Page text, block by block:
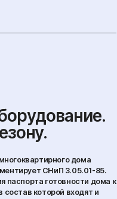
дома
СНиП 3.05.01-85.
паспорта готовности дома к
которой входят и